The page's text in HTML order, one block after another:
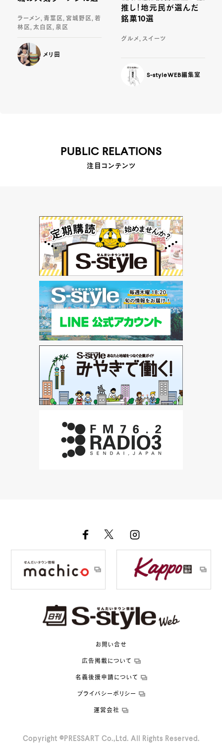
ラーメン, 青葉区, 宮城野区, 若
林区, 太白区, 泉区
メリ田
推し！地元民が選んだ
銘菓10選
グルメ, スイーツ
S-styleWEB編集室
PUBLIC RELATIONS
注目コンテンツ
お問い合せ
広告掲載について
名義後援申請について
プライバシーポリシー
運営会社
Copyright ©PRESSART Co.,Ltd. All Rights Reserved.